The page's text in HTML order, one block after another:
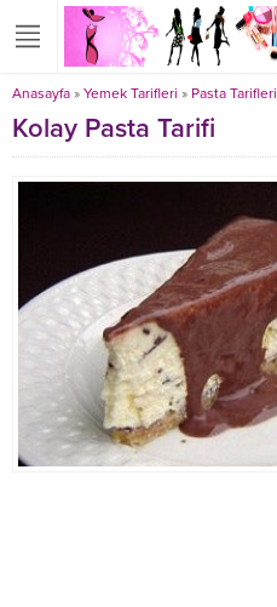
Anasayfa » Yemek Tarifleri » Pasta Tarifleri
Kolay Pasta Tarifi